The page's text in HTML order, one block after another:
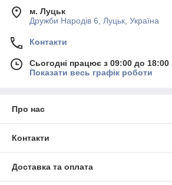
м. Луцьк
Дружби Народів 6, Луцьк, Україна
Контакти
Сьогодні працює з 09:00 до 18:00
Показати весь графік роботи
Про нас
Контакти
Доставка та оплата